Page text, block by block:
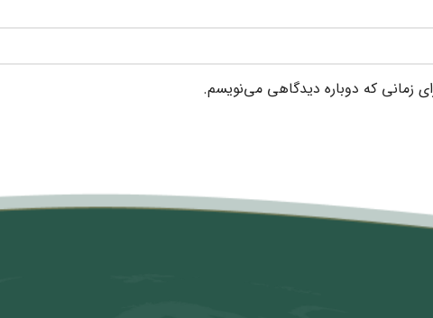
زمانی که دوباره دیدگاهی می‌نویسم.
کنید